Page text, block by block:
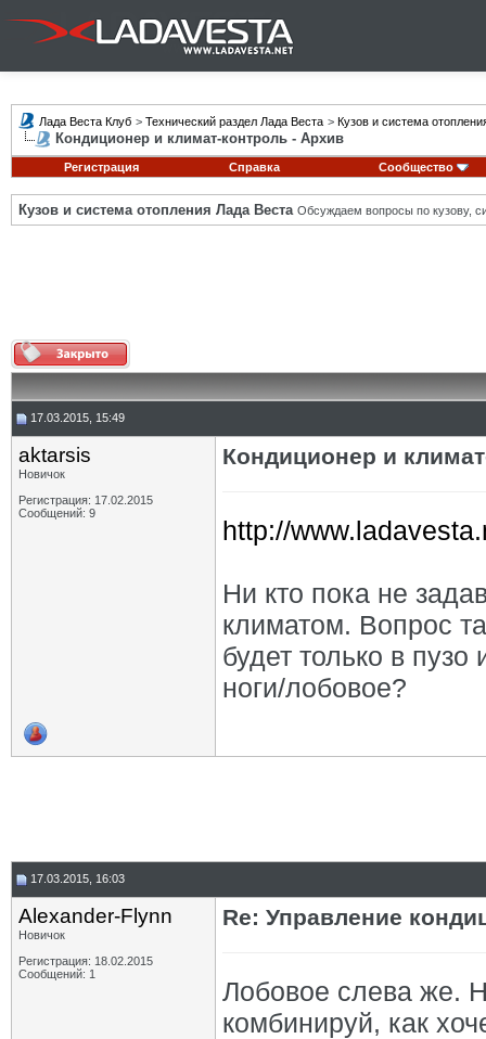
Лада Веста Клуб > Технический раздел Лада Веста > Кузов и система
Кондиционер и климат-контроль - Архив
Регистрация Справка Сообщество
Кузов и система отопления Лада Веста Обсуждаем вопросы по кузову,
17.03.2015, 15:49
aktarsis
Новичок
Регистрация: 17.02.2015
Сообщений: 9
Кондиционер и
http://
Ни кто пока не
климатом. Вопрос
будет только в
ноги/лобовое?
17.03.2015, 16:03
Alexander-Flynn
Новичок
Регистрация: 18.02.2015
Сообщений: 1
Re: Управление
Лобовое слева же.
комбинируй, как